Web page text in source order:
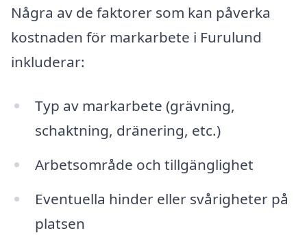
Några av de faktorer som kan påverka
kostnaden för markarbete i Furulund
inkluderar:
Typ av markarbete (grävning,
schaktning, dränering, etc.)
Arbetsområde och tillgänglighet
Eventuella hinder eller svårigheter på
platsen